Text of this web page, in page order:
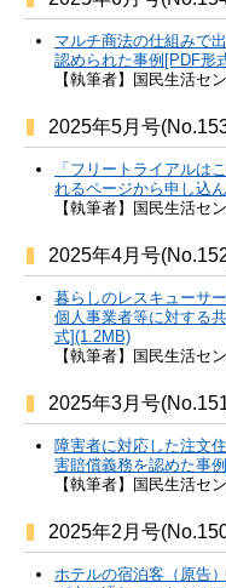
マルチ商法の仕組みで
認められた事例[PDF形
【執筆者】国民生活
2025年5月号
「フリートライアルは
れるページから申し込
【執筆者】国民生活
2025年4月号
暮らしのレスキューサ
個人事業者等に対する
式](1.2MB)
【執筆者】国民生活
2025年3月号
障害者に対応した注文
害賠償義務を認めた事
【執筆者】国民生活
2025年2月号
ホテルの宿泊客（原告